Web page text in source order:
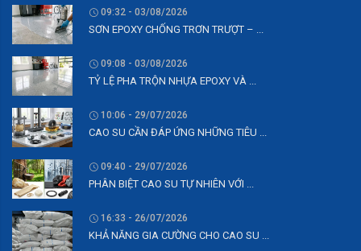
09:32 - 03/08/2026
SƠN EPOXY CHỐNG TRƠN TRƯỢT – ...
09:08 - 03/08/2026
TỶ LỆ PHA TRỘN NHỰA EPOXY VÀ ...
10:06 - 29/07/2026
CAO SU CẦN ĐÁP ỨNG NHỮNG TIÊU ...
09:40 - 29/07/2026
PHÂN BIỆT CAO SU TỰ NHIÊN VỚI ...
16:33 - 26/07/2026
KHẢ NĂNG GIA CƯỜNG CHO CAO SU ...